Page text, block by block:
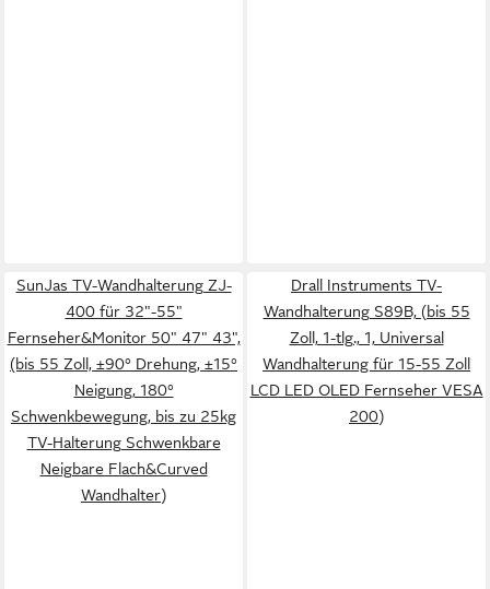
SunJas TV-Wandhalterung ZJ-
400 für 32"-55"
Fernseher&Monitor 50" 47" 43",
(bis 55 Zoll, ±90° Drehung, ±15°
Neigung, 180°
Schwenkbewegung, bis zu 25kg
TV-Halterung Schwenkbare
Neigbare Flach&Curved
Wandhalter)
Drall Instruments TV-
Wandhalterung S89B, (bis 55
Zoll, 1-tlg., 1, Universal
Wandhalterung für 15-55 Zoll
LCD LED OLED Fernseher VESA
200)